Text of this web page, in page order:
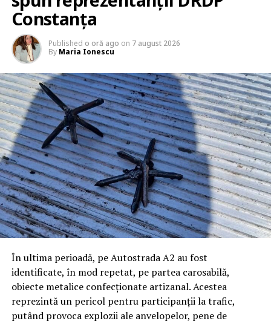
Constanța
Published o oră ago on 7 august 2026
By Maria Ionescu
În ultima perioadă, pe Autostrada A2 au fost
identificate, în mod repetat, pe partea carosabilă,
obiecte metalice confecționate artizanal. Acestea
reprezintă un pericol pentru participanții la trafic,
putând provoca explozii ale anvelopelor, pene de